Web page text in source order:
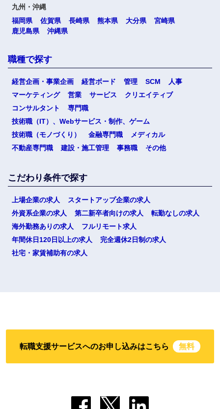
九州・沖縄
福岡県
佐賀県 長崎県 熊本県 大分県
宮崎県
鹿児島県
沖縄県
職種で探す
経営企画・事業企画 経営ボード 管理 SCM
人事
マーケティング
営業 サービス
クリエイティブ
コンサルタント
専門職
技術職（IT）、Webサービス・制作、ゲーム
技術職（モノづくり）
金融専門職
メディカル
不動産専門職
建設・施工管理 事務職 その他
こだわり条件で探す
上場企業の求人
スタートアップ企業の求人
外資系企業の求人
第二新卒者向けの求人
転勤なしの求人
海外勤務ありの求人
フルリモート求人
年間休日120日以上の求人
完全週休2日制の求人
社宅・家賃補助有の求人
転職支援サービスへのお申し込みはこちら 無料